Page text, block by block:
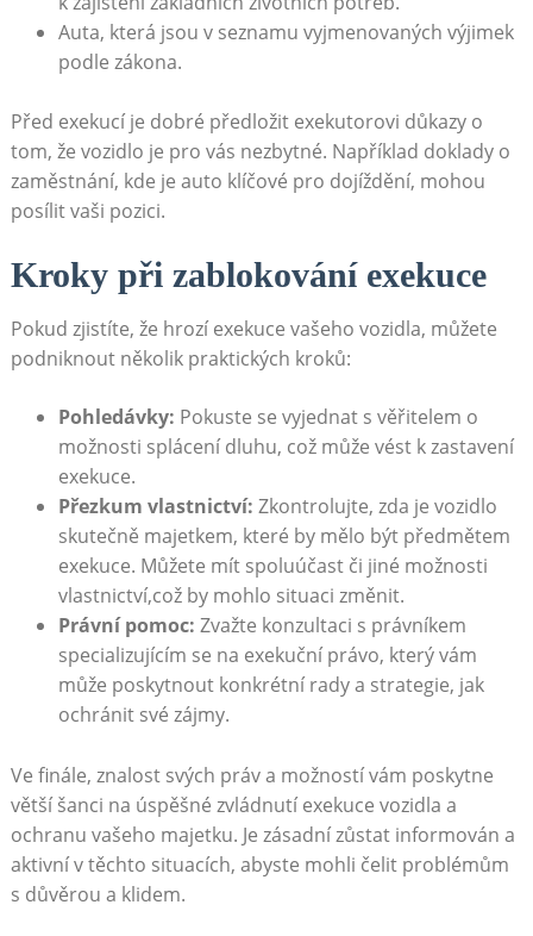
Auta, která jsou v seznamu vyjmenovaných výjimek
podle zákona.
Před⁢ exekucí je dobré předložit exekutorovi důkazy o
tom, ⁣že vozidlo je pro vás ⁣nezbytné. Například ​doklady o
zaměstnání, kde ​je auto klíčové ⁤pro​ dojíždění, mohou
posílit⁤ vaši pozici.
Kroky při zablokování‌ exekuce
Pokud​ zjistíte, že hrozí exekuce vašeho ⁤vozidla, můžete
podniknout několik praktických​ kroků:
Pohledávky: Pokuste se vyjednat s věřitelem o
možnosti splácení​ dluhu, což může vést k zastavení
exekuce.
Přezkum vlastnictví: Zkontrolujte, zda je vozidlo
⁤skutečně majetkem, ​které by⁢ mělo být předmětem
exekuce. Můžete mít⁢ spoluúčast či jiné možnosti
vlastnictví,což by‌ mohlo ‍situaci změnit.
Právní pomoc: Zvažte konzultaci‌ s právníkem⁣
specializujícím se na exekuční právo, který⁤ vám
může poskytnout konkrétní rady a strategie, jak
ochránit své⁤ zájmy.
Ve finále, znalost svých práv a možností vám poskytne
větší šanci na úspěšné zvládnutí exekuce vozidla a
ochranu vašeho ⁣majetku. Je‍ zásadní zůstat informován ⁤a
aktivní v těchto‍ situacích, abyste⁤ mohli čelit ⁢problémům
s důvěrou a klidem.